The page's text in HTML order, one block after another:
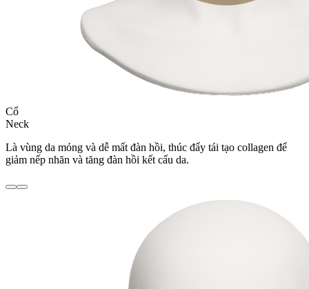
Cổ
Neck
Là vùng da mỏng và dễ mất đàn hồi, thúc đẩy tái tạo collagen để
giảm nếp nhăn và tăng đàn hồi kết cấu da.